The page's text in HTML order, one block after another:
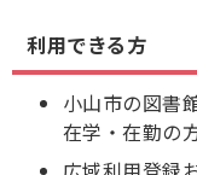
利用できる方
小山市の図書
在学・在勤の方